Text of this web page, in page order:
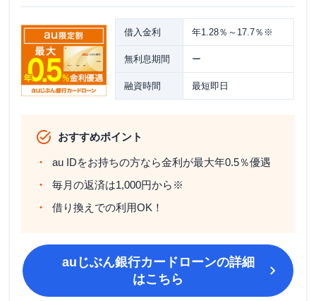
留意点
融資を受ける方法と流れ
auじぶん銀行カードローンから借りたお金はい
つ届く？
auじぶん銀行カードローンの返済方法
返済方法の違い（毎月返済・35日ごとの返済）
返済で利用可能なATM
返済日前にはメールで知らせてくれる
返済方法を変更する方法
auじぶん銀行カードローン（じぶんローン）の
借入金利 年1.28％～17.7％※
無利息期間 ー
融資時間 最短即日
おすすめポイント
au IDをお持ちの方なら金利が最大年0.5％優遇
毎月の返済は1,000円から※
借り換えでの利用OK！
auじぶん銀行カードローンの詳細
はこちら